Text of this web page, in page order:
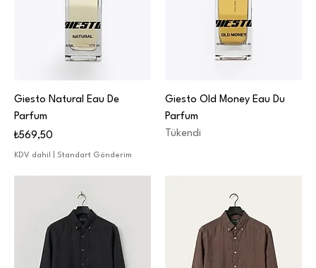
Giesto Natural Eau De
Parfum
Fiyat
₺569,50
KDV dahil Standart Gönderim
Giesto Old Money Eau Du
Parfum
Tükendi